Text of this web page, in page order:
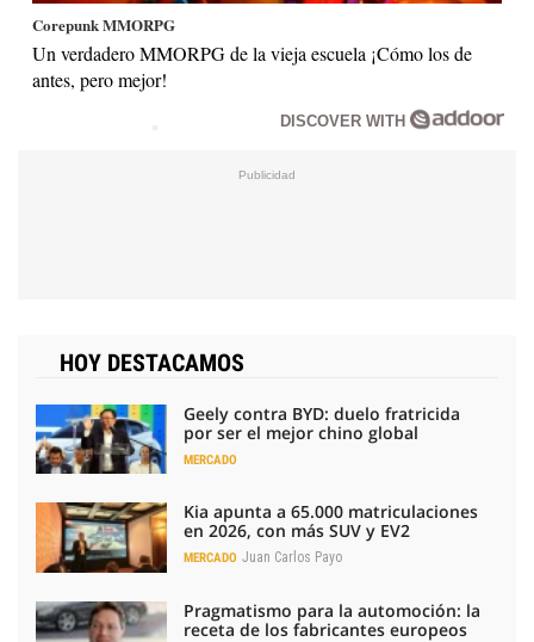
Corepunk MMORPG
Un verdadero MMORPG de la vieja escuela ¡Cómo los de
antes, pero mejor!
DISCOVER WITH
HOY DESTACAMOS
Geely contra BYD: duelo fratricida
por ser el mejor chino global
MERCADO
Kia apunta a 65.000 matriculaciones
en 2026, con más SUV y EV2
MERCADO Juan Carlos Payo
Pragmatismo para la automoción: la
receta de los fabricantes europeos